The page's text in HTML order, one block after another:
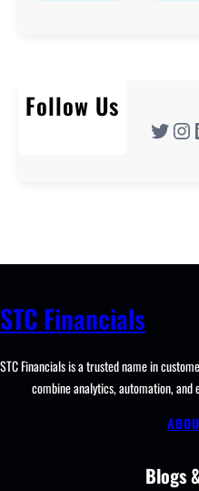
Follow Us
Twitter Instagram
STC Financials
STC Financials is a trusted name in
combine analytics, automation,
Blogs